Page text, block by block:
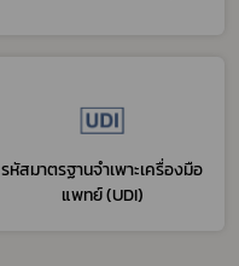
รหัสมาตรฐานจำเพาะเครื่องมือ
แพทย์ (UDI)